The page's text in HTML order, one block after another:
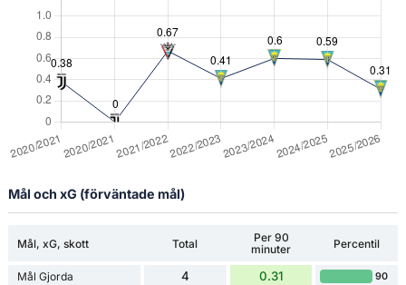
Mål och xG (förväntade mål)
Mål, xG, skott Total
Per 90
minuter
Percentil
Mål Gjorda 4 0.31 90